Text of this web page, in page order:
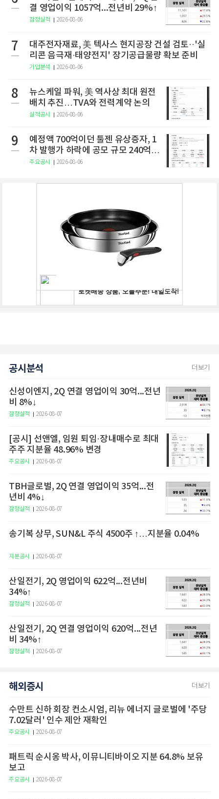
결 영업이익 1057억...전년비 29%↑
잠정실적 2026-08-06
7
대주전자재료, 美 텍사스 현지공장 건설 검토··'실
리콘 음극재·태양전지' 장기공급물량 확보 준비
기업분석 2026-08-06
8
뉴스케일 파워, 美 역사상 최대 원전
배치 추진…TVA와 전력계약 논의
실적공시 2026-08-06
9
예정액 700억이던 툴젠 유상증자, 1
차 발행가 하락에 공모 규모 240억으
로 축소
주요공시 2026-08-06
공시분석 더보기
신성이엔지, 2Q 연결 영업이익 30억...전년
비 8%↓
잠정실적 2026-08-07
[공시] 선앤엘, 임원 퇴임·장내매수로 최대
주주 지분율 48.96% 변경
주요공시 2026-08-07
TBH글로벌, 2Q 연결 영업이익 35억...전
년비 4%↓
잠정실적 2026-08-07
송기복 상무, SUN&L 주식 4500주 ↑…지분율 0.04%
지분공시 2026-08-07
산일전기, 2Q 영업이익 622억...전년비
34%↑
잠정실적 2026-08-07
산일전기, 2Q 연결 영업이익 620억...전년
비 34%↑
잠정실적 2026-08-07
해외증시 더보기
수만트 신하 회장 컨소시엄, 리뉴 에너지 글로벌에 '주당
7.02달러' 인수 제안 재확인
주요공시 2026-08-07
패트릭 순시옹 박사, 이뮤니티바이오 지분 64.8% 보유
보고
주요공시 2026-08-07